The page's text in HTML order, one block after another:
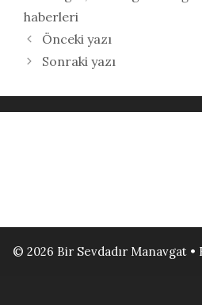
haberleri
Önceki yazı
Sonraki yazı
© 2026 Bir Sevdadır Manavgat •